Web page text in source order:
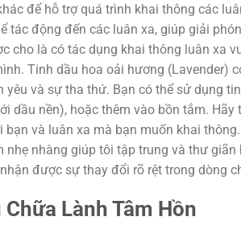
để hỗ trợ quá trình khai thông các
tác động đến các luân xa, giúp giải
cho là có tác dụng khai thông luân xa
Tinh dầu hoa oải hương (Lavender)
và sự tha thứ. Bạn có thể sử dụng
dầu nền), hoặc thêm vào bồn tắm.
và luân xa mà bạn muốn khai
nhàng giúp tôi tập trung và thư
được sự thay đổi rõ rệt trong dòng
Lành Tâm Hồn